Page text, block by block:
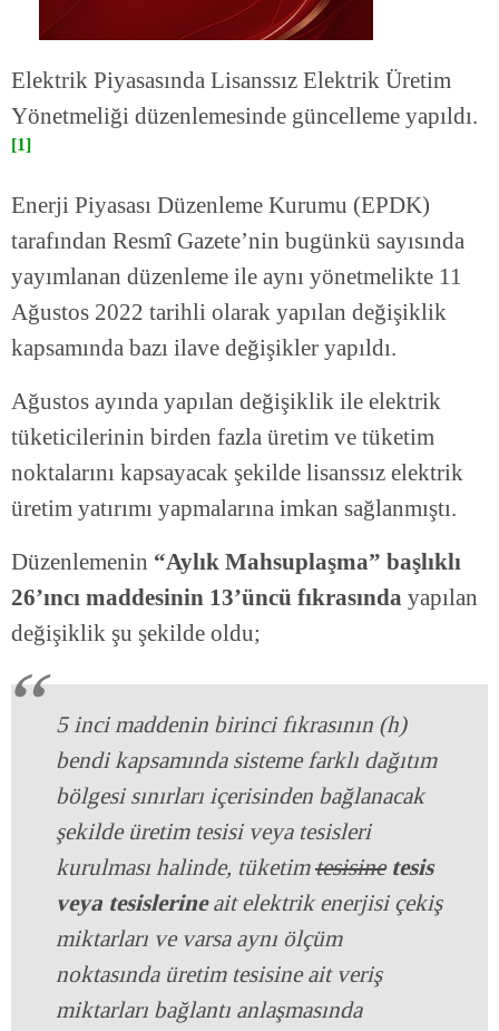
Elektrik Piyasasında Lisanssız Elektrik Üretim
Yönetmeliği düzenlemesinde güncelleme yapıldı.
[1]
Enerji Piyasası Düzenleme Kurumu (EPDK)
tarafından Resmî Gazete’nin bugünkü sayısında
yayımlanan düzenleme ile aynı yönetmelikte 11
Ağustos 2022 tarihli olarak yapılan değişiklik
kapsamında bazı ilave değişikler yapıldı.
Ağustos ayında yapılan değişiklik ile elektrik
tüketicilerinin birden fazla üretim ve tüketim
noktalarını kapsayacak şekilde lisanssız elektrik
üretim yatırımı yapmalarına imkan sağlanmıştı.
Düzenlemenin “Aylık Mahsuplaşma” başlıklı
26’ıncı maddesinin 13’üncü fıkrasında yapılan
değişiklik şu şekilde oldu;
5 inci maddenin birinci fıkrasının (h)
bendi kapsamında sisteme farklı dağıtım
bölgesi sınırları içerisinden bağlanacak
şekilde üretim tesisi veya tesisleri
kurulması halinde, tüketimtesisine tesis
veya tesislerineait elektrik enerjisi çekiş
miktarları ve varsa aynı ölçüm
noktasında üretim tesisine ait veriş
miktarları bağlantı anlaşmasında